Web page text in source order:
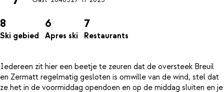
8
Ski gebied
6
Apres ski
7
Restaurants
Iedereen zit hier een beetje te zeuren dat de oversteek Breuil
en Zermatt regelmatig gesloten is omwille van de wind, stel dat
ze het in de voormiddag opendoen en op de middag sluiten en je